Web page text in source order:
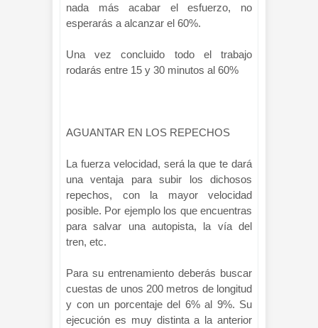
nada más acabar el esfuerzo, no
esperarás a alcanzar el 60%.
Una vez concluido todo el trabajo
rodarás entre 15 y 30 minutos al 60%
AGUANTAR EN LOS REPECHOS
La fuerza velocidad, será la que te dará
una ventaja para subir los dichosos
repechos, con la mayor velocidad
posible. Por ejemplo los que encuentras
para salvar una autopista, la vía del
tren, etc.
Para su entrenamiento deberás buscar
cuestas de unos 200 metros de longitud
y con un porcentaje del 6% al 9%. Su
ejecución es muy distinta a la anterior